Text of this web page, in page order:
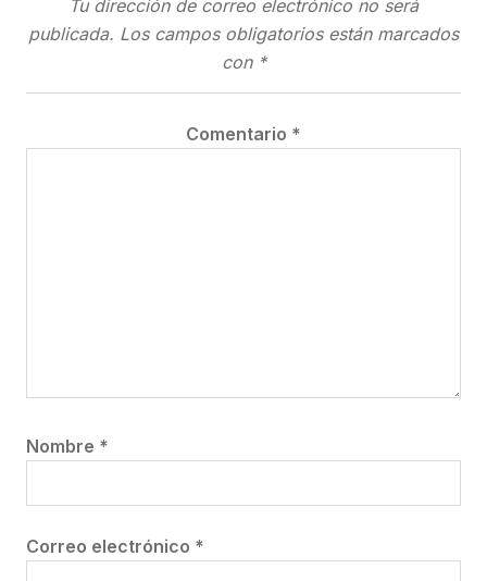
Tu dirección de correo electrónico no será
publicada. Los campos obligatorios están marcados
con *
Comentario *
Nombre *
Correo electrónico *